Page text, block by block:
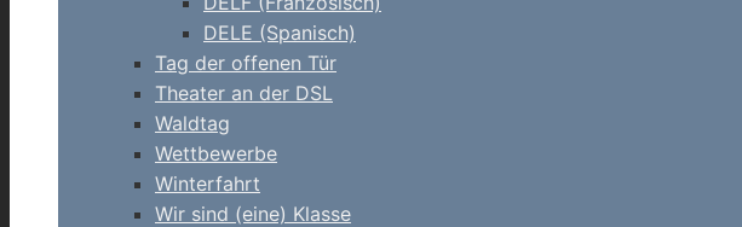
DELE (Spanisch)
Tag der offenen Tür
Theater an der DSL
Waldtag
Wettbewerbe
Winterfahrt
Wir sind (eine) Klasse